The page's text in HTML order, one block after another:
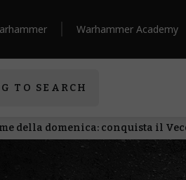
Warhammer Academy
TO SEARCH
della domenica: conquista il